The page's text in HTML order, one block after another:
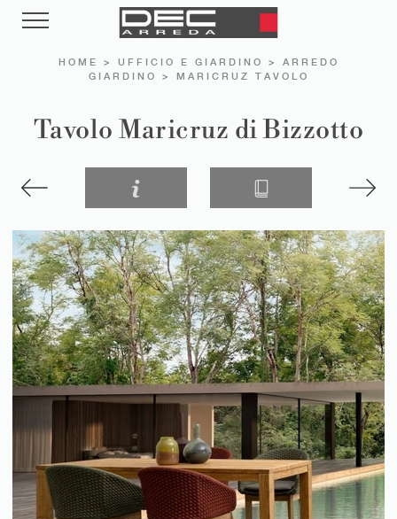
HOME > UFFICIO E GIARDINO > ARREDO
GIARDINO
> MARICRUZ TAVOLO
Tavolo Maricruz di Bizzotto